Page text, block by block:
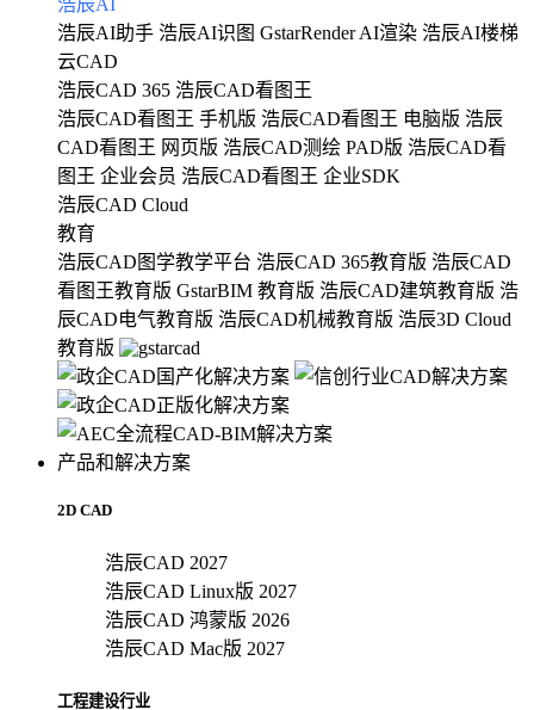
浩辰AI
浩辰AI助手 浩辰AI识图 GstarRender AI渲染 浩辰AI楼梯
云CAD
浩辰CAD 365 浩辰CAD看图王
浩辰CAD看图王 手机版 浩辰CAD看图王 电脑版 浩辰
CAD看图王 网页版 浩辰CAD测绘 PAD版 浩辰CAD看
图王 企业会员 浩辰CAD看图王 企业SDK
浩辰CAD Cloud
教育
浩辰CAD图学教学平台 浩辰CAD 365教育版 浩辰CAD
看图王教育版 GstarBIM 教育版 浩辰CAD建筑教育版 浩
辰CAD电气教育版 浩辰CAD机械教育版 浩辰3D Cloud
教育版
产品和解决方案
2D CAD
浩辰CAD 2027
浩辰CAD Linux版 2027
浩辰CAD 鸿蒙版 2026
浩辰CAD Mac版 2027
工程建设行业